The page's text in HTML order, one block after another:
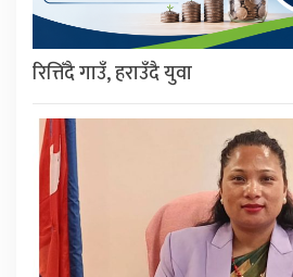
रित्तिँदै गाउँ, हराउँदै युवा